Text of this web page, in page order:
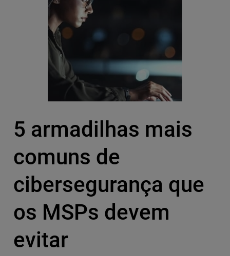
5 armadilhas mais
comuns de
cibersegurança que
os MSPs devem
evitar